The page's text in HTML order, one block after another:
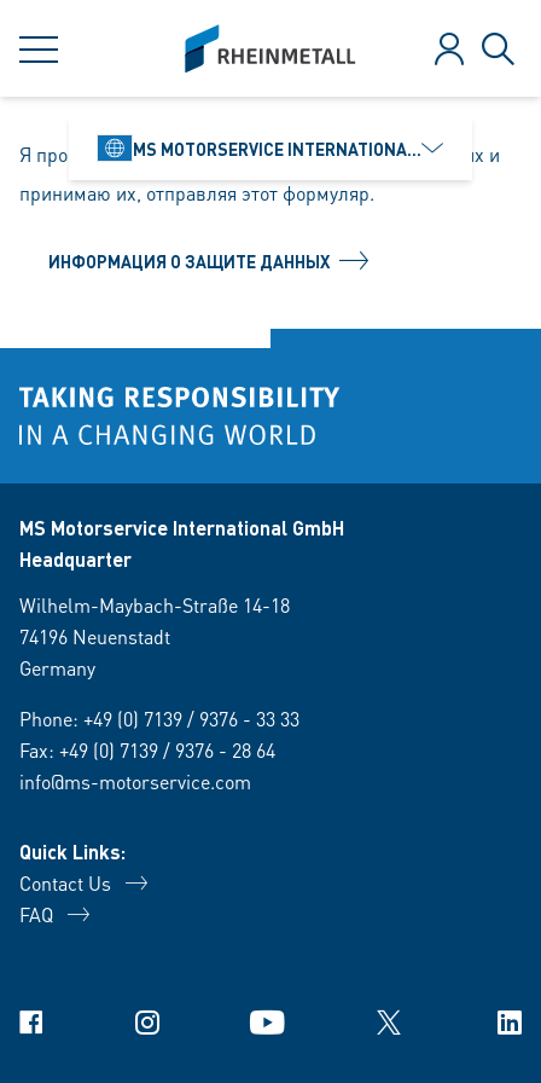
MENU
siteLogo
Log in
MS MOTORSERVICE INTERNATIONAL GMBH
Я прочел Положения о защите персональных данных и
принимаю их, отправляя этот формуляр.
ИНФОРМАЦИЯ О ЗАЩИТЕ ДАННЫХ
MS Motorservice International GmbH
Headquarter
Wilhelm-Maybach-Straße 14-18
74196 Neuenstadt
Germany
Phone: +49 (0) 7139 / 9376 - 33 33
Fax: +49 (0) 7139 / 9376 - 28 64
info@ms-motorservice.com
Quick Links:
Contact Us
FAQ
Facebook Instagram YouTube X